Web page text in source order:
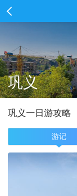
巩义
巩义一 日游攻略
游记